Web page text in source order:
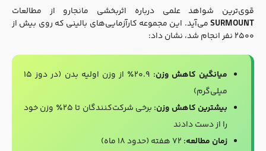
قوی‌ترین شواهد علمی درباره اثربخشی مانجارو از مطالعات
SURMOUNTمی‌آید. این مجموعه کارآزمایی‌های بالینی که روی بیش از
۲۵۰۰ نفر انجام شد، نشان داد:
میانگین کاهش وزن:
۲۰.۹٪ از وزن اولیه بدن (در دوز ۱۵
میلی‌گرم)
بیشترین کاهش وزن:
برخی شرکت‌کنندگان تا ۲۵٪ وزن خود
را از دست دادند
زمان مطالعه:۷۲ هفته (حدود ۱۸ ماه)